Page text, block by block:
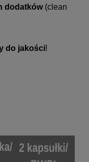
dodatków(clean
do jakości!